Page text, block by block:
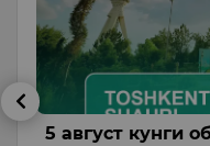
5 август кунги